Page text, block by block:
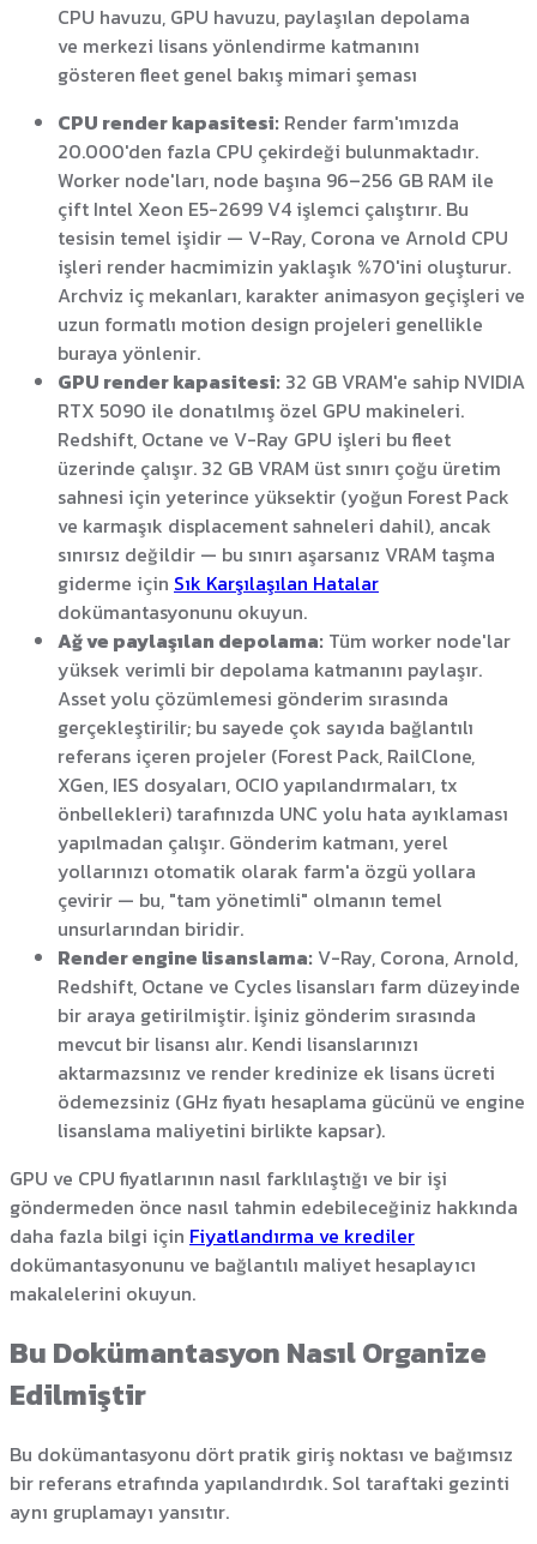
CPU havuzu, GPU havuzu, paylaşılan depolama
ve merkezi lisans yönlendirme katmanını
gösteren fleet genel bakış mimari şeması
CPU render kapasitesi: Render farm'ımızda
20.000'den fazla CPU çekirdeği bulunmaktadır.
Worker node'ları, node başına 96–256 GB RAM ile
çift Intel Xeon E5-2699 V4 işlemci çalıştırır. Bu
tesisin temel işidir — V-Ray, Corona ve Arnold CPU
işleri render hacmimizin yaklaşık %70'ini oluşturur.
Archviz iç mekanları, karakter animasyon geçişleri ve
uzun formatlı motion design projeleri genellikle
buraya yönlenir.
GPU render kapasitesi: 32 GB VRAM'e sahip NVIDIA
RTX 5090 ile donatılmış özel GPU makineleri.
Redshift, Octane ve V-Ray GPU işleri bu fleet
üzerinde çalışır. 32 GB VRAM üst sınırı çoğu üretim
sahnesi için yeterince yüksektir (yoğun Forest Pack
ve karmaşık displacement sahneleri dahil), ancak
sınırsız değildir — bu sınırı aşarsanız VRAM taşma
giderme için Sık Karşılaşılan Hatalar
dokümantasyonunu okuyun.
Ağ ve paylaşılan depolama: Tüm worker node'lar
yüksek verimli bir depolama katmanını paylaşır.
Asset yolu çözümlemesi gönderim sırasında
gerçekleştirilir; bu sayede çok sayıda bağlantılı
referans içeren projeler (Forest Pack, RailClone,
XGen, IES dosyaları, OCIO yapılandırmaları, tx
önbellekleri) tarafınızda UNC yolu hata ayıklaması
yapılmadan çalışır. Gönderim katmanı, yerel
yollarınızı otomatik olarak farm'a özgü yollara
çevirir — bu, "tam yönetimli" olmanın temel
unsurlarından biridir.
Render engine lisanslama: V-Ray, Corona, Arnold,
Redshift, Octane ve Cycles lisansları farm düzeyinde
bir araya getirilmiştir. İşiniz gönderim sırasında
mevcut bir lisansı alır. Kendi lisanslarınızı
aktarmazsınız ve render kredinize ek lisans ücreti
ödemezsiniz (GHz fiyatı hesaplama gücünü ve engine
lisanslama maliyetini birlikte kapsar).
GPU ve CPU fiyatlarının nasıl farklılaştığı ve bir işi
göndermeden önce nasıl tahmin edebileceğiniz hakkında
daha fazla bilgi için Fiyatlandırma ve krediler
dokümantasyonunu ve bağlantılı maliyet hesaplayıcı
makalelerini okuyun.
Bu Dokümantasyon Nasıl Organize
Edilmiştir
Bu dokümantasyonu dört pratik giriş noktası ve bağımsız
bir referans etrafında yapılandırdık. Sol taraftaki gezinti
aynı gruplamayı yansıtır.